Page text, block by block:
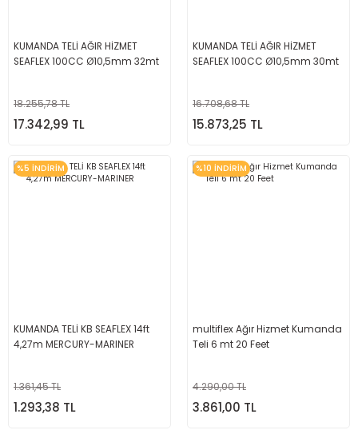
KUMANDA TELİ AĞIR HİZMET
SEAFLEX 100CC Ø10,5mm 32mt
18.255,78 TL
17.342,99 TL
KUMANDA TELİ AĞIR HİZMET
SEAFLEX 100CC Ø10,5mm 30mt
16.708,68 TL
15.873,25 TL
%5 İNDİRİM
KUMANDA TELİ KB SEAFLEX 14ft
4,27m MERCURY-MARINER
1.361,45 TL
1.293,38 TL
%10 İNDİRİM
multiflex Ağır Hizmet Kumanda
Teli 6 mt 20 Feet
4.290,00 TL
3.861,00 TL